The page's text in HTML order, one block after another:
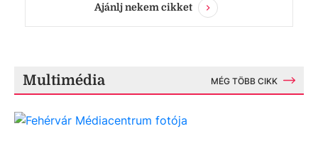
Ajánlj nekem cikket
Multimédia MÉG TÖBB CIKK